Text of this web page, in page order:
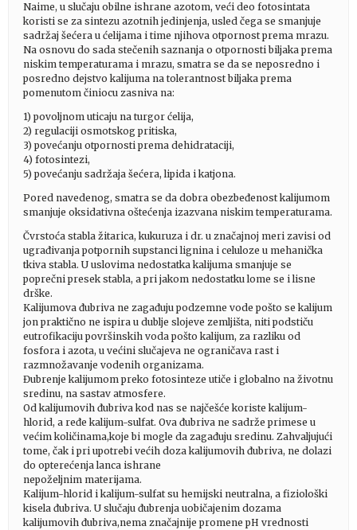
Naime, u slučaju obilne ishrane azotom, veći deo fotosintata
koristi se za sintezu azotnih jedinjenja, usled čega se smanjuje
sadržaj šećera u ćelijama i time njihova otpornost prema mrazu.
Na osnovu do sada stečenih saznanja o otpornosti biljaka prema
niskim temperaturama i mrazu, smatra se da se neposredno i
posredno dejstvo kalijuma na tolerantnost biljaka prema
pomenutom činiocu zasniva na:
1) povoljnom uticaju na turgor ćelija,
2) regulaciji osmotskog pritiska,
3) povećanju otpornosti prema dehidrataciji,
4) fotosintezi,
5) povećanju sadržaja šećera, lipida i katjona.
Pored navedenog, smatra se da dobra obezbeđenost kalijumom
smanjuje oksidativna oštećenja izazvana niskim temperaturama.
Čvrstoća stabla žitarica, kukuruza i dr. u značajnoj meri zavisi od
ugrađivanja potpornih supstanci lignina i celuloze u mehanička
tkiva stabla. U uslovima nedostatka kalijuma smanjuje se
poprečni presek stabla, a pri jakom nedostatku lome se i lisne
drške.
Kalijumova đubriva ne zagađuju podzemne vode pošto se kalijum
jon praktično ne ispira u dublje slojeve zemljišta, niti podstiču
eutrofikaciju površinskih voda pošto kalijum, za razliku od
fosfora i azota, u većini slučajeva ne ograničava rast i
razmnožavanje vodenih organizama.
Đubrenje kalijumom preko fotosinteze utiče i globalno na životnu
sredinu, na sastav atmosfere.
Od kalijumovih đubriva kod nas se najčešće koriste kalijum-
hlorid, a ređe kalijum-sulfat. Ova đubriva ne sadrže primese u
većim količinama,koje bi mogle da zagađuju sredinu. Zahvaljujući
tome, čak i pri upotrebi većih doza kalijumovih đubriva, ne dolazi
do opterećenja lanca ishrane
nepoželjnim materijama.
Kalijum-hlorid i kalijum-sulfat su hemijski neutralna, a fiziološki
kisela đubriva. U slučaju đubrenja uobičajenim dozama
kalijumovih đubriva,nema značajnije promene pH vrednosti